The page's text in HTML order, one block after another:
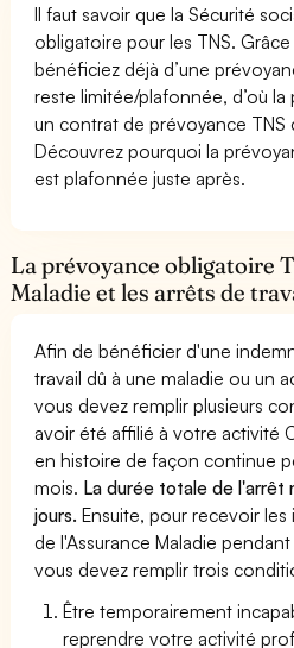
Il faut savoir que la Sécurité
obligatoire pour les TNS.
bénéficiez déjà d’une
reste limitée/plafonnée, d’où
un contrat de prévoyance TNS
Découvrez pourquoi la
est plafonnée juste après.
La prévoyance obligatoire
Maladie et les arrêts de
Afin de bénéficier d'une
travail dû à une maladie ou un
vous devez remplir plusieurs
avoir été affilié à votre activité
en histoire de façon continue
mois. La durée totale de l'arrêt
jours. Ensuite, pour recevoir
de l'Assurance Maladie
vous devez remplir trois
Être temporairement
reprendre votre activité